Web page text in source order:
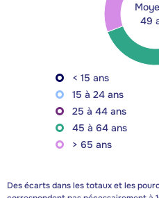
49
< 15 ans
15 à 24 ans
25 à 44 ans
45 à 64 ans
> 65 ans
Des écarts dans les totaux et les